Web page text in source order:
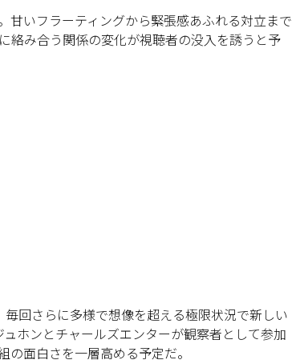
いフラーティングから緊張感あふれる対立まで
絡み合う関係の変化が視聴者の没入を誘うと予
回さらに多様で想像を超える極限状況で新しい
ホンとチャールズエンターが観察者として参加
面白さを一層高める予定だ。